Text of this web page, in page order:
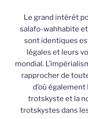
Le grand intérêt
salafo-wahhabite
sont identiques
légales et leurs
mondial.
rapprocher de
d’où
trotskyste et la
trotskystes dans